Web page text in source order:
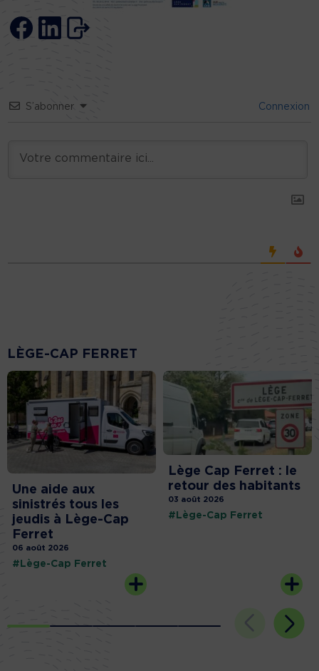
S’abonner Connexion
LÈGE-CAP FERRET
Une aide aux
sinistrés tous les
jeudis à Lège-Cap
Ferret
06 août 2026
#Lège-Cap Ferret
Lège Cap Ferret : le
retour des habitants
03 août 2026
#Lège-Cap Ferret